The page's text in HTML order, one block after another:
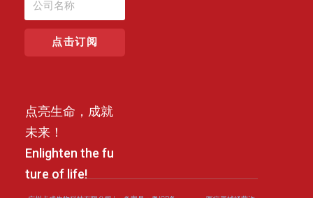
点击订阅
点亮生命，成就
未来！
Enlighten the fu
ture of life!